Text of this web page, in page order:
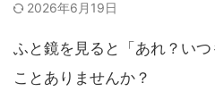
2026年6月19日
ふと鏡を見ると「あれ？い
ことありませんか？